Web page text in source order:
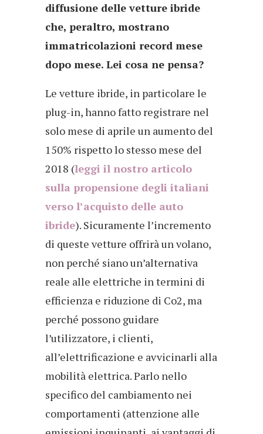
diffusione delle vetture ibride
che, peraltro, mostrano
immatricolazioni record mese
dopo mese. Lei cosa ne pensa?
Le vetture ibride, in particolare le
plug-in, hanno fatto registrare nel
solo mese di aprile un aumento del
150% rispetto lo stesso mese del
2018 (leggi il nostro articolo
sulla propensione degli italiani
verso l’acquisto delle auto
ibride). Sicuramente l’incremento
di queste vetture offrirà un volano,
non perché siano un’alternativa
reale alle elettriche in termini di
efficienza e riduzione di Co2, ma
perché possono guidare
l’utilizzatore, i clienti,
all’elettrificazione e avvicinarli alla
mobilità elettrica. Parlo nello
specifico del cambiamento nei
comportamenti (attenzione alle